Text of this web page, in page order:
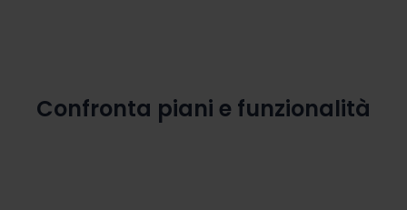
Confronta piani e funzionalità